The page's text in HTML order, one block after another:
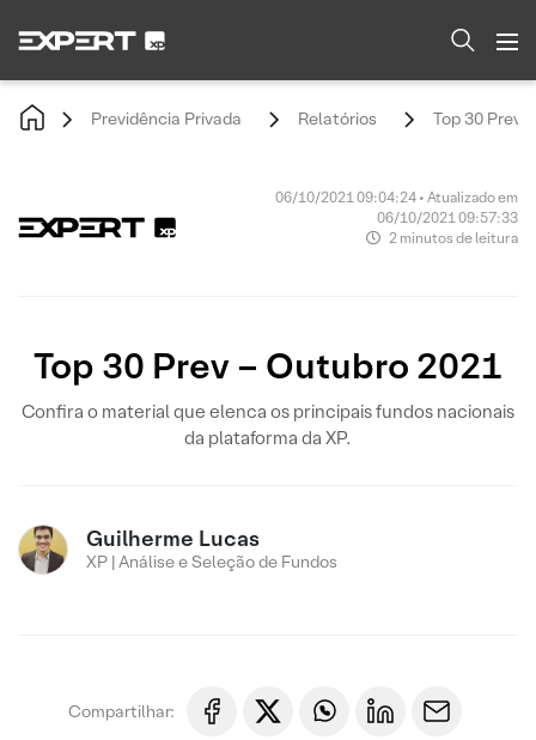
Previdência Privada Relatórios Top 30 Prev
06/10/2021 09:04:24 • Atualizado em
06/10/2021 09:57:33
2 minutos de leitura
Top 30 Prev – Outubro 2021
Confira o material que elenca os principais fundos nacionais
da plataforma da XP.
Guilherme Lucas
XP | Análise e Seleção de Fundos
Compartilhar: